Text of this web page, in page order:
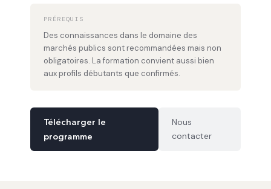
PRÉREQUIS
Des connaissances dans le domaine des
marchés publics sont recommandées mais non
obligatoires. La formation convient aussi bien
aux profils débutants que confirmés.
Télécharger le
programme
Nous
contacter